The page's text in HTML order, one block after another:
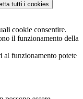
tutti i cookies
cookie consentire.
il funzionamento della
al funzionamento potete